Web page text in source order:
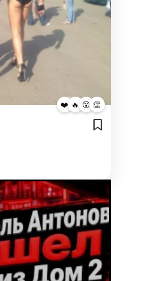
❤️ 🔥 😮 👏